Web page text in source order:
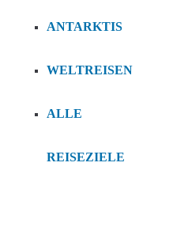
ANTARKTIS
WELTREISEN
ALLE
REISEZIELE